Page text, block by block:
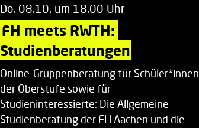
Do. 08.10. um 18.00 Uhr
FH meets RWTH:
Studienberatungen
Online-Gruppenberatung für Schüler*innen
der Oberstufe sowie für
Studieninteressierte: Die Allgemeine
Studienberatung der FH Aachen und die